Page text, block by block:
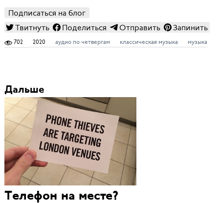
Подписаться на блог
Твитнуть
Поделиться Отправить Запинить
702 2020 аудио по четвергам классическая музыка музыка
Дальше
Телефон на месте?